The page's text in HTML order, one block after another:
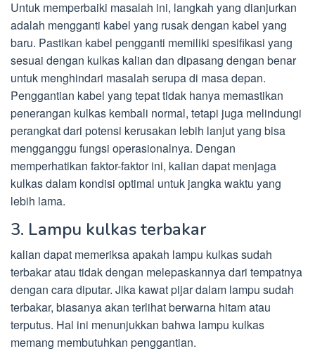
Untuk memperbaiki masalah ini, langkah yang dianjurkan
adalah mengganti kabel yang rusak dengan kabel yang
baru. Pastikan kabel pengganti memiliki spesifikasi yang
sesuai dengan kulkas kalian dan dipasang dengan benar
untuk menghindari masalah serupa di masa depan.
Penggantian kabel yang tepat tidak hanya memastikan
penerangan kulkas kembali normal, tetapi juga melindungi
perangkat dari potensi kerusakan lebih lanjut yang bisa
mengganggu fungsi operasionalnya. Dengan
memperhatikan faktor-faktor ini, kalian dapat menjaga
kulkas dalam kondisi optimal untuk jangka waktu yang
lebih lama.
3. Lampu kulkas terbakar
kalian dapat memeriksa apakah lampu kulkas sudah
terbakar atau tidak dengan melepaskannya dari tempatnya
dengan cara diputar. Jika kawat pijar dalam lampu sudah
terbakar, biasanya akan terlihat berwarna hitam atau
terputus. Hal ini menunjukkan bahwa lampu kulkas
memang membutuhkan penggantian.